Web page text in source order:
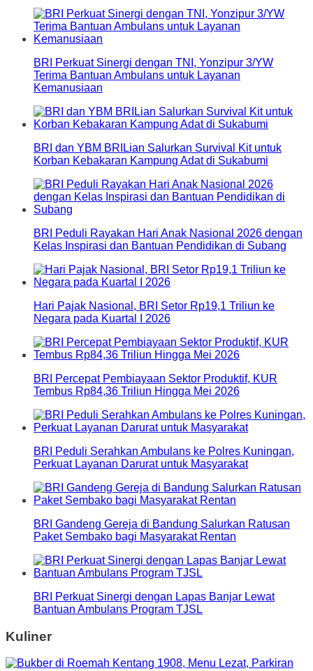
BRI Perkuat Sinergi dengan TNI, Yonzipur 3/YW
Terima Bantuan Ambulans untuk Layanan
Kemanusiaan
BRI dan YBM BRILian Salurkan Survival Kit untuk
Korban Kebakaran Kampung Adat di Sukabumi
BRI Peduli Rayakan Hari Anak Nasional 2026 dengan
Kelas Inspirasi dan Bantuan Pendidikan di Subang
Hari Pajak Nasional, BRI Setor Rp19,1 Triliun ke
Negara pada Kuartal I 2026
BRI Percepat Pembiayaan Sektor Produktif, KUR
Tembus Rp84,36 Triliun Hingga Mei 2026
BRI Peduli Serahkan Ambulans ke Polres Kuningan,
Perkuat Layanan Darurat untuk Masyarakat
BRI Gandeng Gereja di Bandung Salurkan Ratusan
Paket Sembako bagi Masyarakat Rentan
BRI Perkuat Sinergi dengan Lapas Banjar Lewat
Bantuan Ambulans Program TJSL
Kuliner